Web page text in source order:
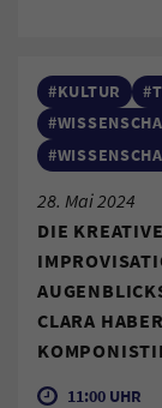
#KULTUR
28. Mai 2024
DIE
CLARA
11:00 UHR